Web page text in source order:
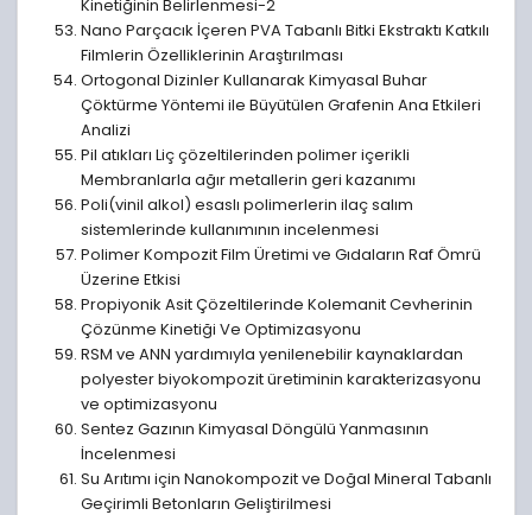
Kinetiğinin Belirlenmesi-2
Nano Parçacık İçeren PVA Tabanlı Bitki Ekstraktı Katkılı
Filmlerin Özelliklerinin Araştırılması
Ortogonal Dizinler Kullanarak Kimyasal Buhar
Çöktürme Yöntemi ile Büyütülen Grafenin Ana Etkileri
Analizi
Pil atıkları Liç çözeltilerinden polimer içerikli
Membranlarla ağır metallerin geri kazanımı
Poli(vinil alkol) esaslı polimerlerin ilaç salım
sistemlerinde kullanımının incelenmesi
Polimer Kompozit Film Üretimi ve Gıdaların Raf Ömrü
Üzerine Etkisi
Propiyonik Asit Çözeltilerinde Kolemanit Cevherinin
Çözünme Kinetiği Ve Optimizasyonu
RSM ve ANN yardımıyla yenilenebilir kaynaklardan
polyester biyokompozit üretiminin karakterizasyonu
ve optimizasyonu
Sentez Gazının Kimyasal Döngülü Yanmasının
İncelenmesi
Su Arıtımı için Nanokompozit ve Doğal Mineral Tabanlı
Geçirimli Betonların Geliştirilmesi